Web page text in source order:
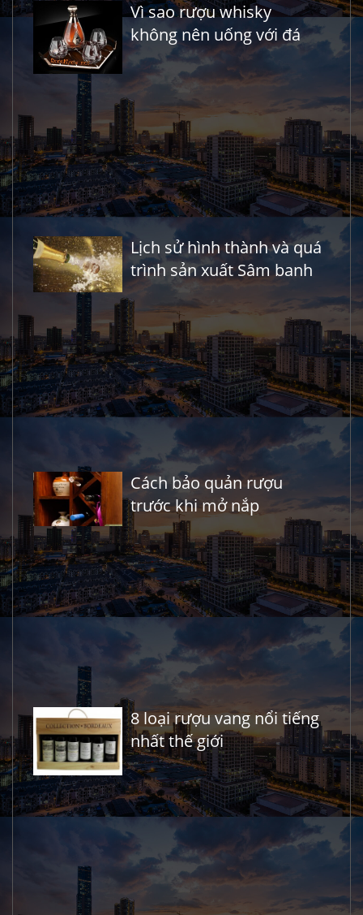
Vì sao rượu whisky
không nên uống với đá
Lịch sử hình thành và quá
trình sản xuất Sâm banh
Cách bảo quản rượu
trước khi mở nắp
8 loại rượu vang nổi tiếng
nhất thế giới